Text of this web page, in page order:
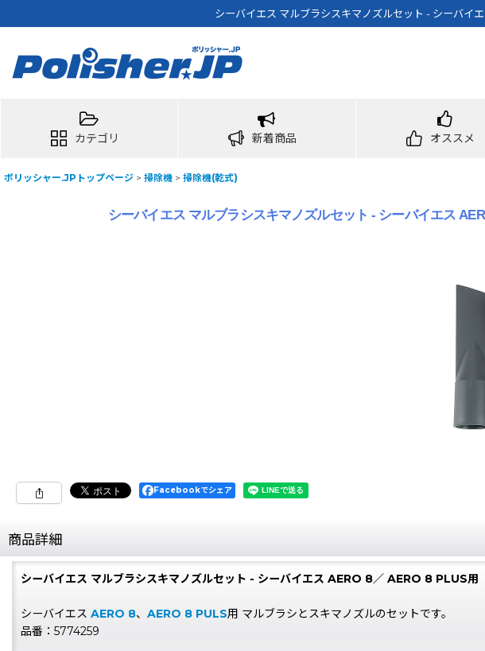
シーバイエス マルブラシスキマノズルセット - シーバイ
カテゴリ 新着商品 オススメ
ポリッシャー.JPトップページ > 掃除機 > 掃除機(乾式)
シーバイエス マルブラシスキマノズルセット - シーバイエス
Facebookでシェア
商品詳細
シーバイエス マルブラシスキマノズルセット - シーバイエス AERO 8／ AERO 8 PLUS用
シーバイエス AERO 8、 AERO 8 PULS用 マルブラシとスキマノズルのセットです。
品番：5774259